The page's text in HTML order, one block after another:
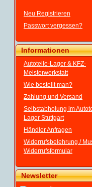
Neu Registrieren
Passwort vergessen?
Informationen
Autoteile-Lager & KFZ-
Meisterwerkstatt
Wie bestellt man?
Zahlung und Versand
Selbstabholung im
Lager Stuttgart
Händler Anfragen
Widerrufsbelehrung /
Widerrufsformular
Newsletter